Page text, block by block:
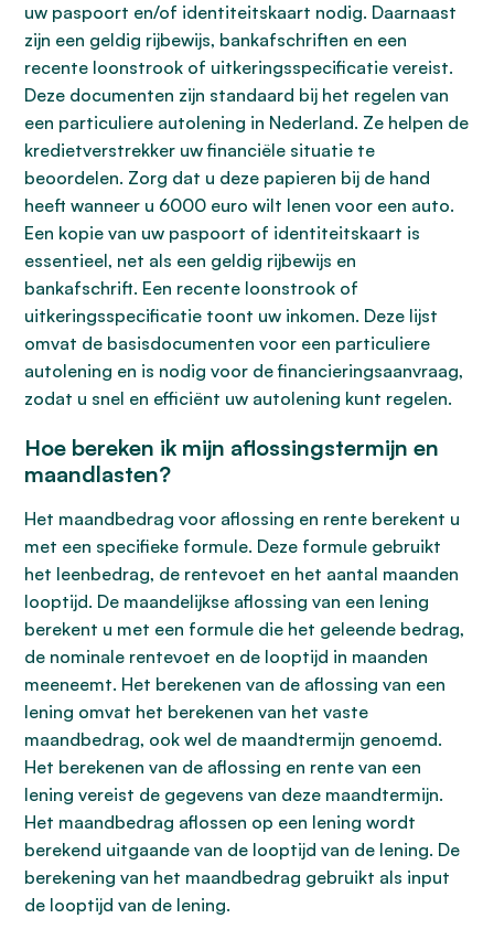
uw paspoort en/of identiteitskaart nodig. Daarnaast
zijn een geldig rijbewijs, bankafschriften en een
recente loonstrook of uitkeringsspecificatie vereist.
Deze documenten zijn standaard bij het regelen van
een particuliere autolening in Nederland. Ze helpen de
kredietverstrekker uw financiële situatie te
beoordelen. Zorg dat u deze papieren bij de hand
heeft wanneer u 6000 euro wilt lenen voor een auto.
Een kopie van uw paspoort of identiteitskaart is
essentieel, net als een geldig rijbewijs en
bankafschrift. Een recente loonstrook of
uitkeringsspecificatie toont uw inkomen. Deze lijst
omvat de basisdocumenten voor een particuliere
autolening en is nodig voor de financieringsaanvraag,
zodat u snel en efficiënt uw autolening kunt regelen.
Hoe bereken ik mijn aflossingstermijn en
maandlasten?
Het maandbedrag voor aflossing en rente berekent u
met een specifieke formule. Deze formule gebruikt
het leenbedrag, de rentevoet en het aantal maanden
looptijd. De maandelijkse aflossing van een lening
berekent u met een formule die het geleende bedrag,
de nominale rentevoet en de looptijd in maanden
meeneemt. Het berekenen van de aflossing van een
lening omvat het berekenen van het vaste
maandbedrag, ook wel de maandtermijn genoemd.
Het berekenen van de aflossing en rente van een
lening vereist de gegevens van deze maandtermijn.
Het maandbedrag aflossen op een lening wordt
berekend uitgaande van de looptijd van de lening. De
berekening van het maandbedrag gebruikt als input
de looptijd van de lening.